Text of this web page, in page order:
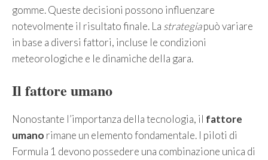
gomme. Queste decisioni possono influenzare
notevolmente il risultato finale. La strategiapuò variare
in base a diversi fattori, incluse le condizioni
meteorologiche e le dinamiche della gara.
Il fattore umano
Nonostante l’importanza della tecnologia, il fattore
umano rimane un elemento fondamentale. I piloti di
Formula 1 devono possedere una combinazione unica di